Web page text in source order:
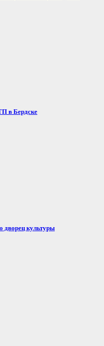
в Бердске
дворец культуры